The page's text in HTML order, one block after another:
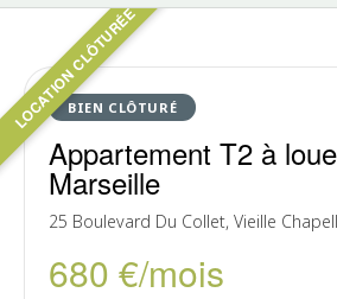
LOCATION CLÔTURÉE
BIEN CLÔTURÉ
Appartement T2 à
Marseille
25 Boulevard Du Collet, Vieille
680 €/mois
LOUÉ